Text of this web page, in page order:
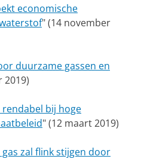
economische
" (14 november
duurzame gassen en
2019)
bij hoge
" (12 maart 2019)
zal flink stijgen door